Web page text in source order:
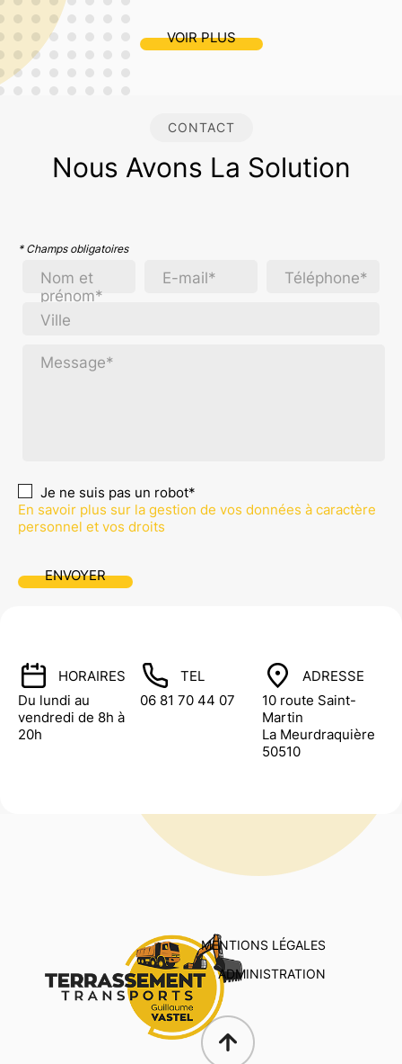
VOIR PLUS
CONTACT
Nous Avons La Solution
* Champs obligatoires
Nom et
prénom*
E-mail* Téléphone*
Ville
Message*
Je ne suis pas un robot*
En savoir plus sur la gestion de vos données à caractère
personnel et vos droits
ENVOYER
HORAIRES
Du lundi au
vendredi de 8h à
20h
TEL
06 81 70 44 07
ADRESSE
10 route Saint-
Martin
La Meurdraquière
50510
MENTIONS LÉGALES
ADMINISTRATION